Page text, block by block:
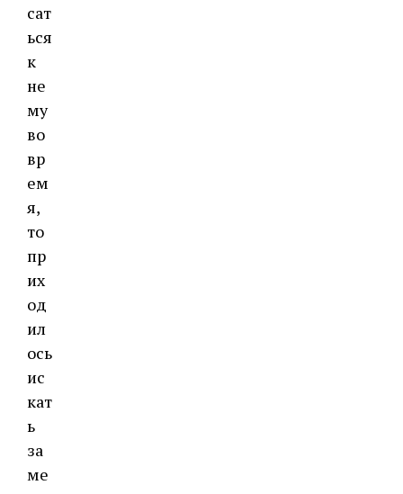
сат
ься
к
не
му
во
вр
ем
я,
то
пр
их
од
ил
ось
ис
кат
ь
за
ме